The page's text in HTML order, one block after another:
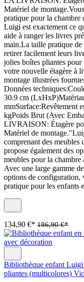
Matériel de
pratique pour la chambre
Luigi est exactement ce
aide à ranger les livres
main.La taille pratique de
retirer facilement leurs
jolies boîtes pliantes pour
votre nouvelle étagère à
montage illustrées
Données
30.9 cm
mmSurface:Revêtement
kgPoids Brut (Avec
LIVRAISON: Étagère
Matériel de
comprenant des meubles
propose également des
meubles pour la chambre
Avec une large gamme
options de configuration,
pratique pour les enfants
134,90 €* 186,90 €*
Bibliothèque enfant
pliantes (multicolores)